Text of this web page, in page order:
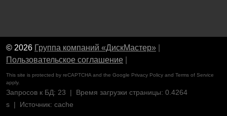
© 2026 Группа компаний «ДискМастер»
Пользовательское соглашение
This site is protected by reCAPTCHA and the Google Privacy Policy and Terms of Service
apply.
Запросов к БД: 23 | Время загрузки страницы: 0.4264
s | Источник: cache